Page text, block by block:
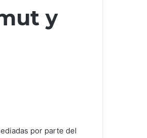
y
por parte del